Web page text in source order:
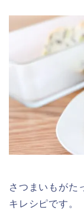
さつまいもがた
キレシピです。